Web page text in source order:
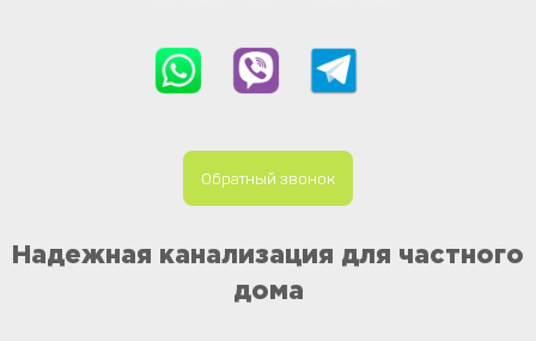
Обратный звонок
Надежная канализация для частного
дома